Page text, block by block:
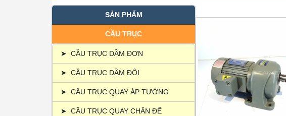
SẢN PHẨM
CẦU TRỤC
➤ CẦU TRỤC DẦM ĐƠN
➤ CẦU TRỤC DẦM ĐÔI
➤ CẦU TRỤC QUAY ÁP TƯỜNG
➤ CẦU TRỤC QUAY CHÂN ĐẾ